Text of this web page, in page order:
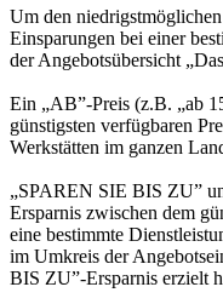
Um den
Einsparungen bei einer
der Angebotsübersicht
Ein „AB”-Preis (z.B. „ab
günstigsten verfügbaren
Werkstätten im ganzen
„SPAREN SIE BIS ZU”
Ersparnis zwischen dem
eine bestimmte
im Umkreis der
BIS ZU”-Ersparnis erzielt